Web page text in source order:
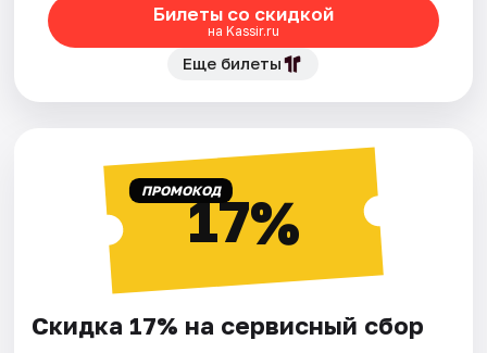
Билеты со скидкой
на Kassir.ru
Еще билеты
ПРОМОКОД17%
Скидка 17% на сервисный сбор